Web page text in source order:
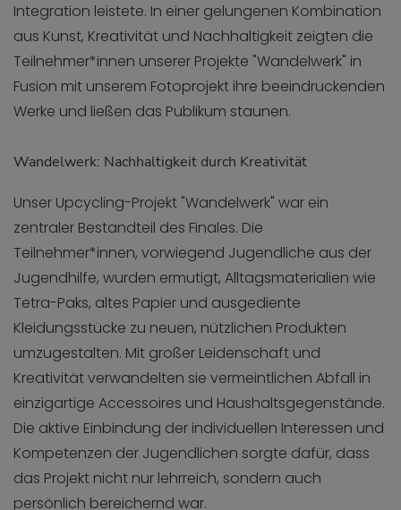
Integration leistete. In einer gelungenen Kombination
aus Kunst, Kreativität und Nachhaltigkeit zeigten die
Teilnehmer*innen unserer Projekte "Wandelwerk" in
Fusion mit unserem Fotoprojekt ihre beeindruckenden
Werke und ließen das Publikum staunen.
Wandelwerk: Nachhaltigkeit durch Kreativität
Unser Upcycling-Projekt "Wandelwerk" war ein
zentraler Bestandteil des Finales. Die
Teilnehmer*innen, vorwiegend Jugendliche aus der
Jugendhilfe, wurden ermutigt, Alltagsmaterialien wie
Tetra-Paks, altes Papier und ausgediente
Kleidungsstücke zu neuen, nützlichen Produkten
umzugestalten. Mit großer Leidenschaft und
Kreativität verwandelten sie vermeintlichen Abfall in
einzigartige Accessoires und Haushaltsgegenstände.
Die aktive Einbindung der individuellen Interessen und
Kompetenzen der Jugendlichen sorgte dafür, dass
das Projekt nicht nur lehrreich, sondern auch
persönlich bereichernd war.